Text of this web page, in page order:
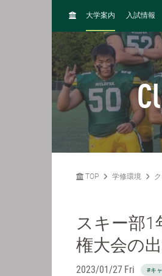
H
M
E
大学案内 入試情報
TOP 学修環境
スキー部1
権⼤会の
2023/01/27 Fri #キ